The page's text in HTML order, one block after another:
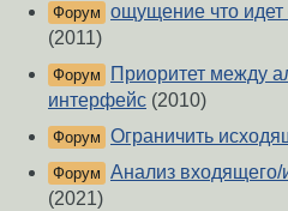
Форум ощущение что
(2011)
Форум
Приоритет между
интерфейс (2010)
Форум Ограничить
Форум Анализ
(2021)